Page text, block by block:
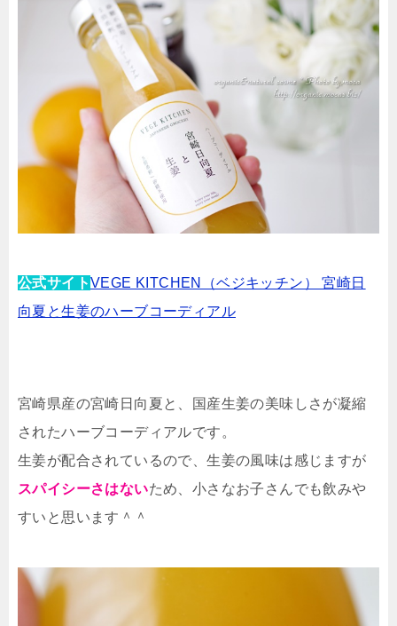
公式サイトVEGE KITCHEN（ベジキッチン） 宮崎日
向夏と生姜のハーブコーディアル
宮崎県産の宮崎日向夏と、国産生姜の美味しさが凝縮
されたハーブコーディアルです。
生姜が配合されているので、生姜の風味は感じますが
スパイシーさはないため、小さなお子さんでも飲みや
すいと思います＾＾